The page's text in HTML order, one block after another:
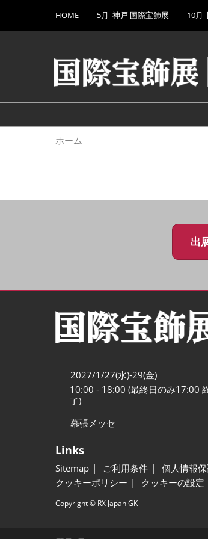
キ
し
て
to
HOME 5月_神戸 国際宝飾展 10月
ホーム
出
2027/1/27(水)-29(金)
10:00 - 18:00 (最終日のみ17:00
了)
幕張メッセ
Links
Sitemap ご利用条件 個人情報
クッキーポリシー
クッキーの設定
Copyright © RX Japan GK